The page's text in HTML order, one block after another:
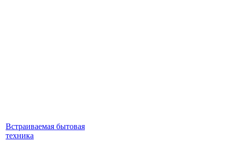
Встраиваемая бытовая
техника